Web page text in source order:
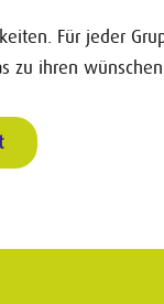
Für jeder
zu ihren wünschen